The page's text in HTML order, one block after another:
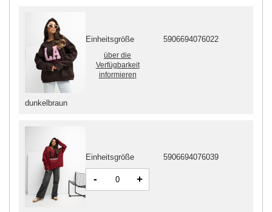
Einheitsgröße 5906694076039
- +
dunkelbraun
Einheitsgröße 5906694076022
über die
Verfügbarkeit
informieren